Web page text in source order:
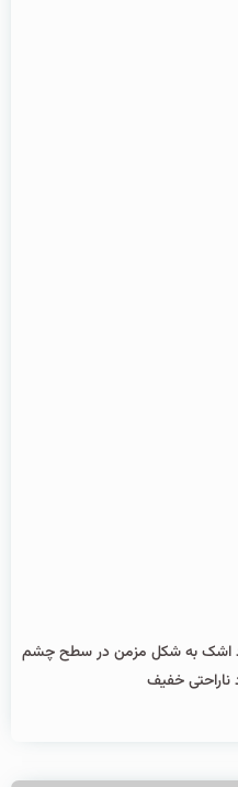
اشک به شکل مزمن در سطح چشم
خفیف